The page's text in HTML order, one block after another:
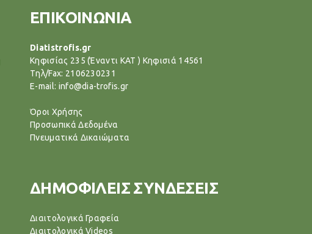
ΕΠΙΚΟΙΝΩΝΙΑ
Diatistrofis.gr
Κηφισίας 235 (Έναντι ΚΑΤ ) Κηφισιά 14561
Tηλ/Fax: 2106230231
E-mail: info@dia-trofis.gr
Όροι Χρήσης
Προσωπικά Δεδομένα
Πνευματικά Δικαιώματα
ΔΗΜΟΦΙΛΕΙΣ ΣΥΝΔΕΣΕΙΣ
Διαιτολογικά Γραφεία
Διαιτολογικά Videos